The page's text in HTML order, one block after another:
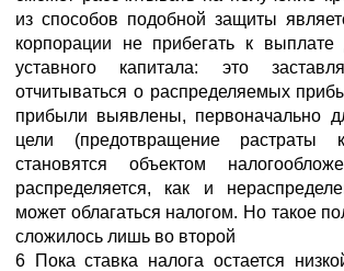
из способов подобной защиты
корпорации не прибегать к выплате
уставного капитала: это
отчитываться о распределяемых
прибыли выявлены, первоначально
цели (предотвращение растраты
становятся объектом
распределяется, как и
может облагаться налогом. Но такое
сложилось лишь во второй
6 Пока ставка налога остается